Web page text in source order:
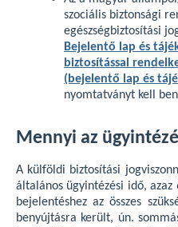
szociális biztonsági
egészségbiztosítási
Bejelentő lap és
biztosítással
(bejelentő lap és
nyomtatványt kell
Mennyi az
A külföldi biztosítási
általános ügyintézési idő,
bejelentéshez az összes
benyújtásra került, ún.